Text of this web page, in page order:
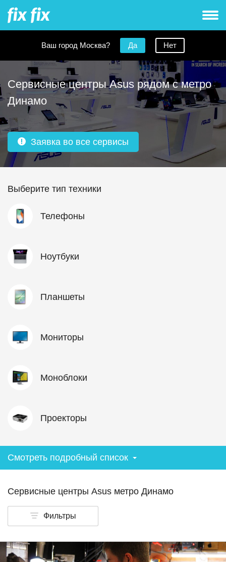
Ваш город Москва? Да Нет
Сервисные центры Asus рядом с метро
Динамо
Заявка во все сервисы
Выберите тип техники
Телефоны
Ноутбуки
Планшеты
Мониторы
Моноблоки
Проекторы
Смотреть подробный список
Сервисные центры Asus метро Динамо
Фильтры